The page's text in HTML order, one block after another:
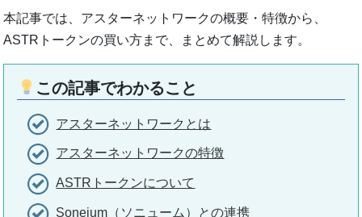
本記事では、アスターネットワークの概要・特徴から、
ASTRトークンの買い方まで、まとめて解説します。
この記事でわかること
アスターネットワークとは
アスターネットワークの特徴
ASTRトークンについて
Soneium（ソニューム）との連携